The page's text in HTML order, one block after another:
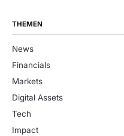
THEMEN
News
Financials
Markets
Digital Assets
Tech
Impact